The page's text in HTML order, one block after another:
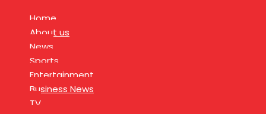
Home
About us
News
Sports
Entertainment
Business News
TV